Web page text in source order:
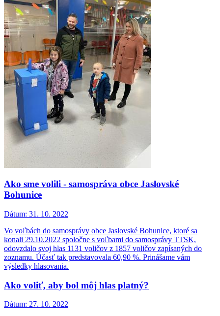
Ako sme volili - samospráva obce Jaslovské
Bohunice
Dátum: 31. 10. 2022
Vo voľbách do samosprávy obce Jaslovské Bohunice, ktoré sa
konali 29.10.2022 spoločne s voľbami do samosprávy TTSK,
odovzdalo svoj hlas 1131 voličov z 1857 voličov zapísaných do
zoznamu. Účasť tak predstavovala 60,90 %. Prinášame vám
výsledky hlasovania.
Ako voliť, aby bol môj hlas platný?
Dátum: 27. 10. 2022